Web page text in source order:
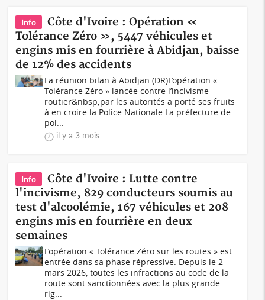
Info
Côte d'Ivoire : Opération «
Tolérance Zéro », 5447 véhicules et
engins mis en fourrière à Abidjan, baisse
de 12% des accidents
La réunion bilan à Abidjan (DR)L’opération «
Tolérance Zéro » lancée contre l’incivisme
routier&nbsp;par les autorités a porté ses fruits
à en croire la Police Nationale.La préfecture de
pol...
il y a 3 mois
Info
Côte d'Ivoire : Lutte contre
l'incivisme, 829 conducteurs soumis au
test d'alcoolémie, 167 véhicules et 208
engins mis en fourrière en deux
semaines
L’opération « Tolérance Zéro sur les routes » est
entrée dans sa phase répressive. Depuis le 2
mars 2026, toutes les infractions au code de la
route sont sanctionnées avec la plus grande
rig...